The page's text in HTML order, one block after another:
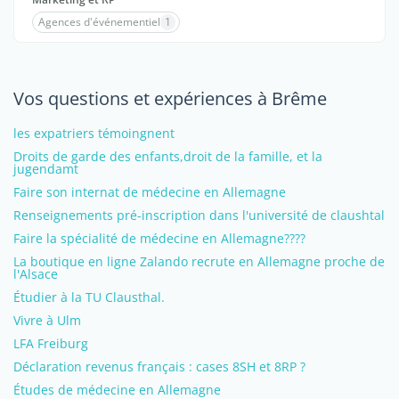
Agences d'événementiel 1
Vos questions et expériences à Brême
les expatriers témoingnent
Droits de garde des enfants,droit de la famille, et la
jugendamt
Faire son internat de médecine en Allemagne
Renseignements pré-inscription dans l'université de claushtal
Faire la spécialité de médecine en Allemagne????
La boutique en ligne Zalando recrute en Allemagne proche de
l'Alsace
Étudier à la TU Clausthal.
Vivre à Ulm
LFA Freiburg
Déclaration revenus français : cases 8SH et 8RP ?
Études de médecine en Allemagne